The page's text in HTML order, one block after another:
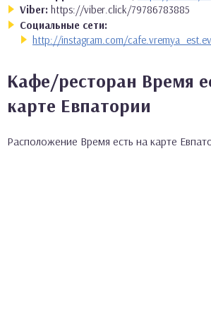
Viber: https://viber.click/79786783885
Социальные сети:
http://instagram.com/
Кафе/ресторан Время
карте Евпатории
Расположение Время есть на карте